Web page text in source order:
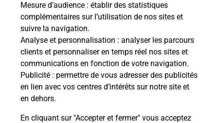
Mesure d’audience : établir des statistiques
complémentaires sur l’utilisation de nos sites et
suivre la navigation.
Analyse et personnalisation : analyser les parcours
clients et personnaliser en temps réel nos sites et
communications en fonction de votre navigation.
Publicité : permettre de vous adresser des publicités
en lien avec vos centres d’intérêts sur notre site et
en dehors.
En cliquant sur "Accepter et fermer" vous acceptez
Vous recherchez un smartphone pas cher proche
de chez vous ? Découvrez notre offre de
téléphones iPhone Apple dans vos bureaux de
Poste à BLOIS MICHEL BEGON (41000) !
En savoir plus